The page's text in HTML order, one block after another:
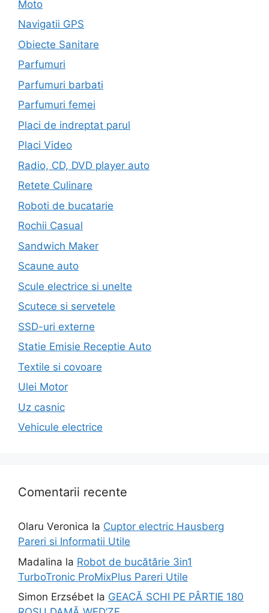
Moto
Navigatii GPS
Obiecte Sanitare
Parfumuri
Parfumuri barbati
Parfumuri femei
Placi de indreptat parul
Placi Video
Radio, CD, DVD player auto
Retete Culinare
Roboti de bucatarie
Rochii Casual
Sandwich Maker
Scaune auto
Scule electrice si unelte
Scutece si servetele
SSD-uri externe
Statie Emisie Receptie Auto
Textile si covoare
Ulei Motor
Uz casnic
Vehicule electrice
Comentarii recente
Olaru Veronica la Cuptor electric Hausberg
Pareri si Informatii Utile
Madalina la Robot de bucătărie 3in1
TurboTronic ProMixPlus Pareri Utile
Simon Erzsébet la GEACĂ SCHI PE PÂRTIE 180